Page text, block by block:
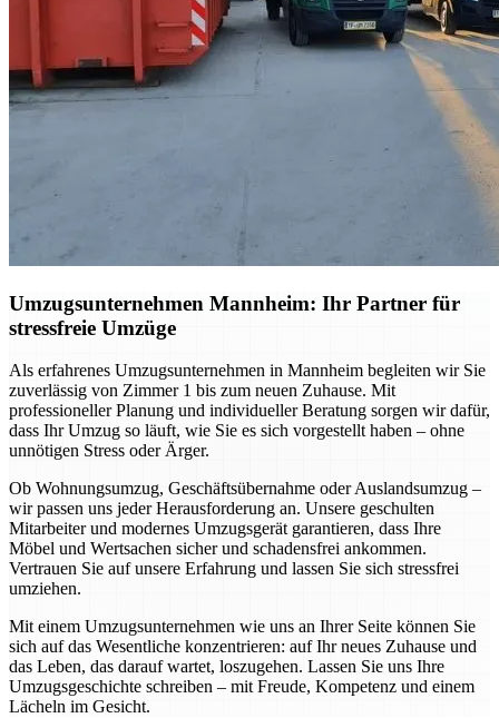
Umzugsunternehmen Mannheim: Ihr Partner für
stressfreie Umzüge
Als erfahrenes Umzugsunternehmen in Mannheim begleiten wir Sie
zuverlässig von Zimmer 1 bis zum neuen Zuhause. Mit
professioneller Planung und individueller Beratung sorgen wir dafür,
dass Ihr Umzug so läuft, wie Sie es sich vorgestellt haben – ohne
unnötigen Stress oder Ärger.
Ob Wohnungsumzug, Geschäftsübernahme oder Auslandsumzug –
wir passen uns jeder Herausforderung an. Unsere geschulten
Mitarbeiter und modernes Umzugsgerät garantieren, dass Ihre
Möbel und Wertsachen sicher und schadensfrei ankommen.
Vertrauen Sie auf unsere Erfahrung und lassen Sie sich stressfrei
umziehen.
Mit einem Umzugsunternehmen wie uns an Ihrer Seite können Sie
sich auf das Wesentliche konzentrieren: auf Ihr neues Zuhause und
das Leben, das darauf wartet, loszugehen. Lassen Sie uns Ihre
Umzugsgeschichte schreiben – mit Freude, Kompetenz und einem
Lächeln im Gesicht.